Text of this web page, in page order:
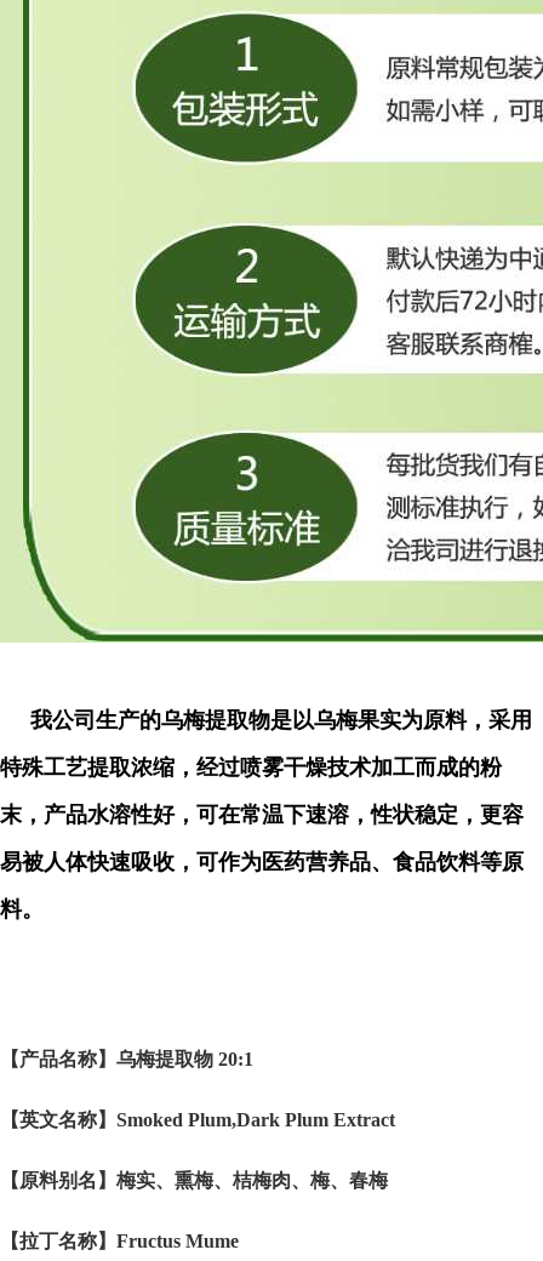
我公司生产的乌梅提取物是以乌梅果实为原料，采用
特殊工艺提取浓缩，经过喷雾干燥技术加工而成的粉
末，产品水溶性好，可在常温下速溶，性状稳定，更容
易被人体快速吸收，可作为医药营养品、食品饮料等原
料。
【产品名称】乌梅提取物 20:1
【英文名称】Smoked Plum,Dark Plum Extract
【原料别名】梅实、熏梅、桔梅肉、梅、春梅
【拉丁名称】Fructus Mume